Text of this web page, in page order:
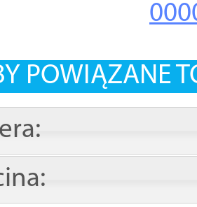
POWIĄZANE